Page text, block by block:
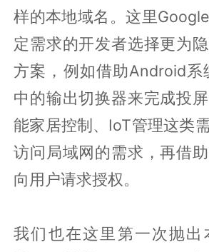
样的本地域名。这里
定需求的开发者选择更为
方案，例如借助Android系
中的输出切换器来完成投
能家居控制、IoT管理这类
访问局域网的需求，再借
向用户请求授权。
我们也在这里第一次抛出